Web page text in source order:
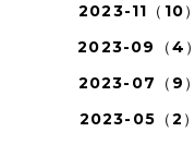
2023-11（10）
2023-09（4）
2023-07（9）
2023-05（2）